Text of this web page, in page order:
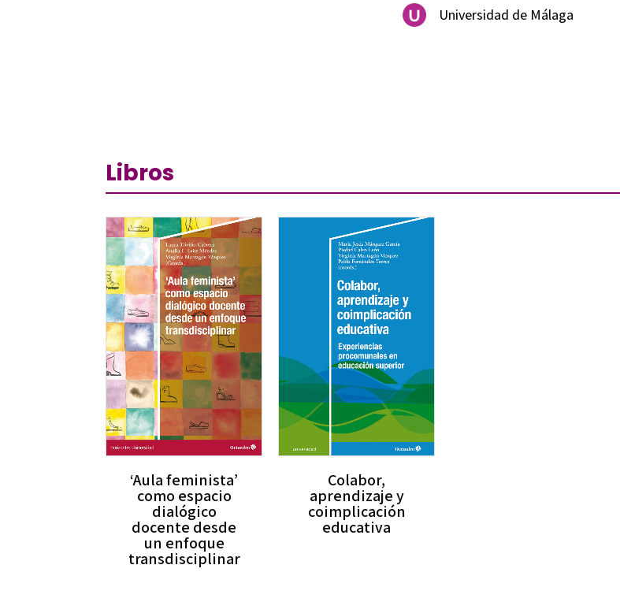
Universidad de Málaga
Libros
‘Aula feminista’
como espacio
dialógico
docente desde
un enfoque
transdisciplinar
Colabor,
aprendizaje y
coimplicación
educativa